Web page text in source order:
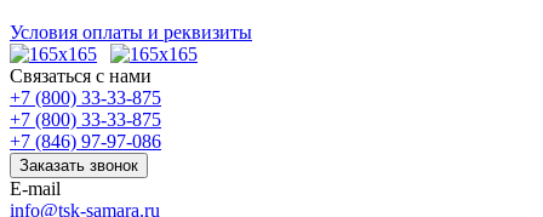
Условия оплаты и реквизиты
Связаться с нами
+7 (800) 33-33-875
+7 (800) 33-33-875
+7 (846) 97-97-086
Заказать звонок
E-mail
info@tsk-samara.ru